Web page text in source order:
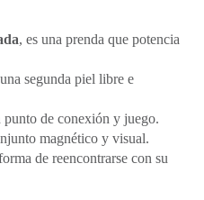
, es una prenda que potencia
segunda piel libre e
punto de conexión y juego.
magnético y visual.
de reencontrarse con su